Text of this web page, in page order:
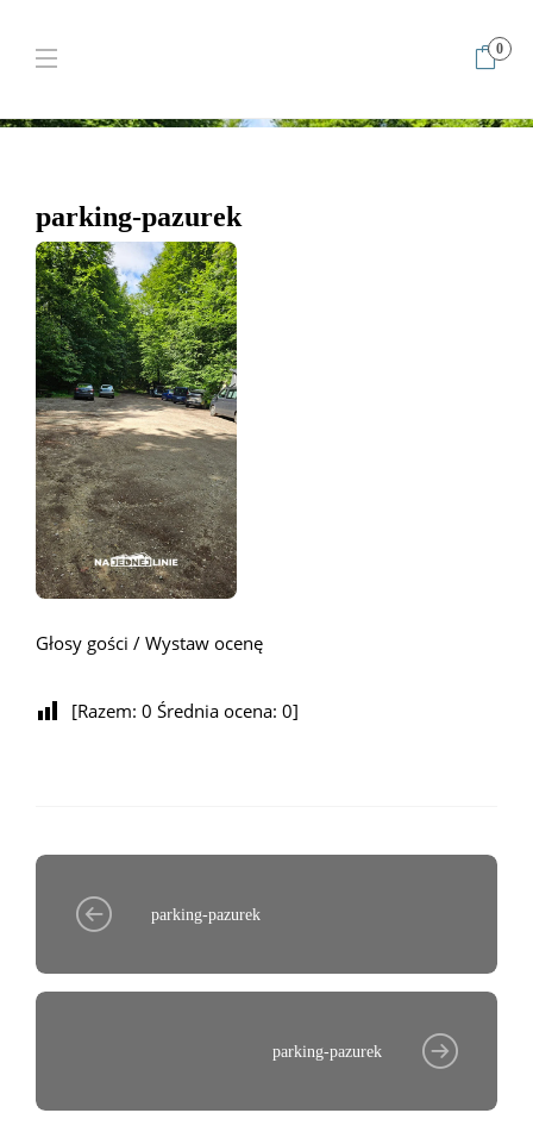
0
parking-pazurek
Głosy gości / Wystaw ocenę
[Razem: 0 Średnia ocena: 0]
parking-pazurek
parking-pazurek